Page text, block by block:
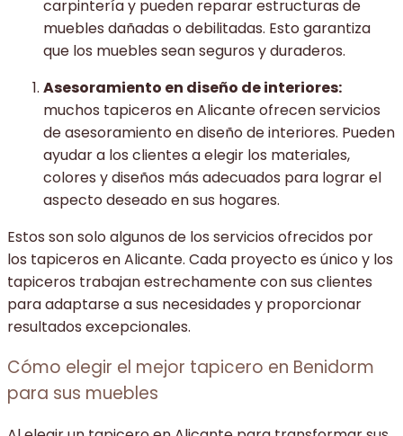
carpintería y pueden reparar estructuras de
muebles dañadas o debilitadas. Esto garantiza
que los muebles sean seguros y duraderos.
Asesoramiento en diseño de interiores:
muchos tapiceros en Alicante ofrecen servicios
de asesoramiento en diseño de interiores. Pueden
ayudar a los clientes a elegir los materiales,
colores y diseños más adecuados para lograr el
aspecto deseado en sus hogares.
Estos son solo algunos de los servicios ofrecidos por
los tapiceros en Alicante. Cada proyecto es único y los
tapiceros trabajan estrechamente con sus clientes
para adaptarse a sus necesidades y proporcionar
resultados excepcionales.
Cómo elegir el mejor tapicero en Benidorm
para sus muebles